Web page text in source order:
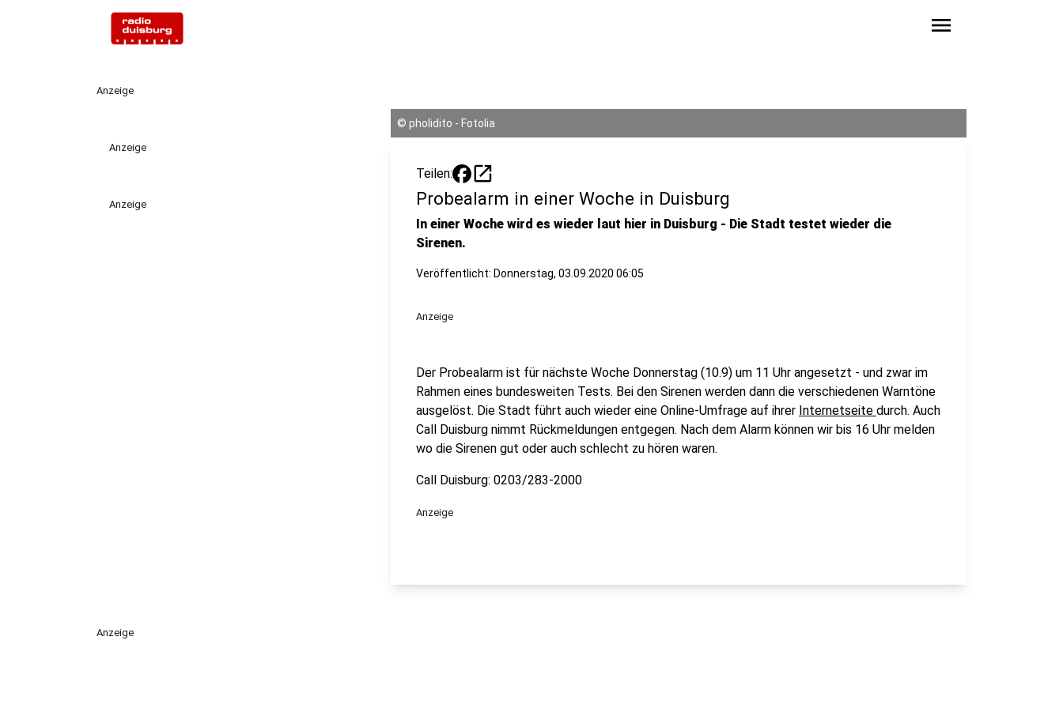
menu
Anzeige
Anzeige
Anzeige
© pholidito - Fotolia
Teilen: open_in_new
Probealarm in einer Woche in Duisburg
In einer Woche wird es wieder laut hier in Duisburg - Die Stadt testet wieder die
Sirenen.
Veröffentlicht: Donnerstag, 03.09.2020 06:05
Anzeige
Der Probealarm ist für nächste Woche Donnerstag (10.9) um 11 Uhr angesetzt - und zwar im
Rahmen eines bundesweiten Tests. Bei den Sirenen werden dann die verschiedenen Warntöne
ausgelöst. Die Stadt führt auch wieder eine Online-Umfrage auf ihrer Internetseite durch. Auch
Call Duisburg nimmt Rückmeldungen entgegen. Nach dem Alarm können wir bis 16 Uhr melden
wo die Sirenen gut oder auch schlecht zu hören waren.
Call Duisburg: 0203/283-2000
Anzeige
Anzeige